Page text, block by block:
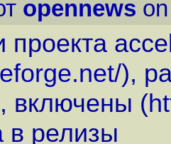
opennews
проекта
/),
включены (
в релизы